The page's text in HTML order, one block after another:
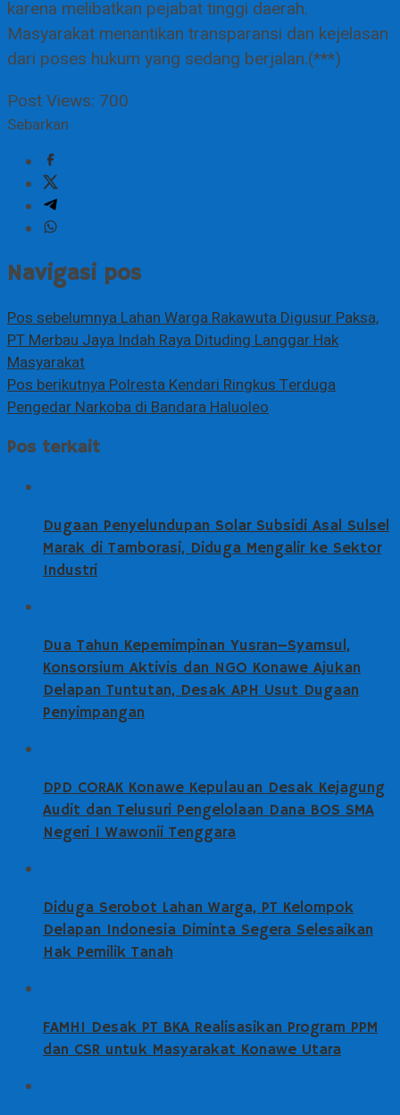
karena melibatkan pejabat tinggi daerah.
Masyarakat menantikan transparansi dan kejelasan
dari poses hukum yang sedang berjalan.(***)
Post Views: 700
Sebarkan
Navigasi pos
Pos sebelumnyaLahan Warga Rakawuta Digusur Paksa,
PT Merbau Jaya Indah Raya Dituding Langgar Hak
Masyarakat
Pos berikutnyaPolresta Kendari Ringkus Terduga
Pengedar Narkoba di Bandara Haluoleo
Pos terkait
Dugaan Penyelundupan Solar Subsidi Asal Sulsel
Marak di Tamborasi, Diduga Mengalir ke Sektor
Industri
Dua Tahun Kepemimpinan Yusran–Syamsul,
Konsorsium Aktivis dan NGO Konawe Ajukan
Delapan Tuntutan, Desak APH Usut Dugaan
Penyimpangan
DPD CORAK Konawe Kepulauan Desak Kejagung
Audit dan Telusuri Pengelolaan Dana BOS SMA
Negeri 1 Wawonii Tenggara
Diduga Serobot Lahan Warga, PT Kelompok
Delapan Indonesia Diminta Segera Selesaikan
Hak Pemilik Tanah
FAMHI Desak PT BKA Realisasikan Program PPM
dan CSR untuk Masyarakat Konawe Utara